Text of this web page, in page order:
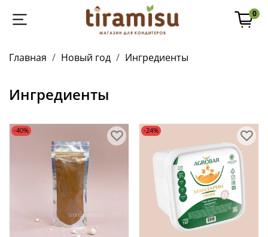
0
Главная Новый год Ингредиенты
Ингредиенты
-40% -24%